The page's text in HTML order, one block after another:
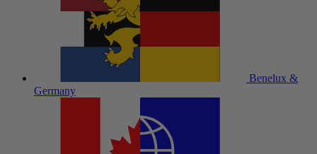
Benelux &
Germany